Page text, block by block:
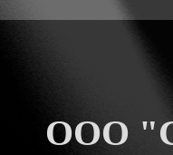
ООО